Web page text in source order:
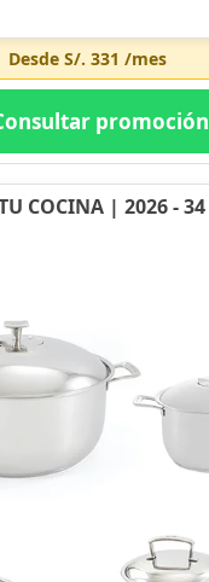
Desde S/. 331 /mes
promoción
COCINA | 2026 - 34